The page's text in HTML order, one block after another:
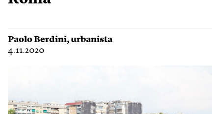
Paolo Berdini, urbanista
4.11.2020